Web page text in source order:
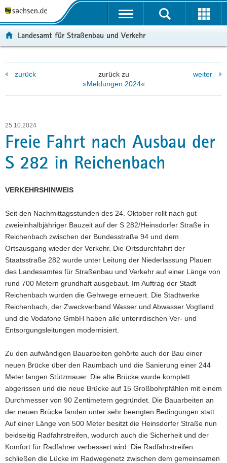
t
l
e
g
r
i
f
n
e
N
a
v
i
g
a
t
i
o
n
t
l
v
g
a
i
o
p
i
a
t
t
r
e
e
i
h
Landesamt für Straßenbau und Verkehr
zurück
zurück zu
»Meldungen 2024«
weiter
25.10.2024
Freie Fahrt nach Ausbau der
S 282 in Reichenbach
VERKEHRSHINWEIS
Seit den Nachmittagsstunden des 24. Oktober rollt nach gut
zweieinhalbjähriger Bauzeit auf der S 282/Heinsdorfer Straße in
Reichenbach zwischen der Bundesstraße 94 und dem
Ortsausgang wieder der Verkehr. Die Ortsdurchfahrt der
Staatsstraße 282 wurde unter Leitung der Niederlassung Plauen
des Landesamtes für Straßenbau und Verkehr auf einer Länge von
rund 700 Metern grundhaft ausgebaut. Im Auftrag der Stadt
Reichenbach wurden die Gehwege erneuert. Die Stadtwerke
Reichenbach, der Zweckverband Wasser und Abwasser Vogtland
und die Vodafone GmbH haben alle unterirdischen Ver- und
Entsorgungsleitungen modernisiert.
Zu den aufwändigen Bauarbeiten gehörte auch der Bau einer
neuen Brücke über den Raumbach und die Sanierung einer 244
Meter langen Stützmauer. Die alte Brücke wurde komplett
abgerissen und die neue Brücke auf 15 Großbohrpfählen mit einem
Durchmesser von 90 Zentimetern gegründet. Die Bauarbeiten an
der neuen Brücke fanden unter sehr beengten Bedingungen statt.
Auf einer Länge von 500 Meter besitzt die Heinsdorfer Straße nun
beidseitig Radfahrstreifen, wodurch auch die Sicherheit und der
Komfort für Radfahrer verbessert wird. Die Radfahrstreifen
schließen die Lücke im Radwegenetz zwischen dem gemeinsamen